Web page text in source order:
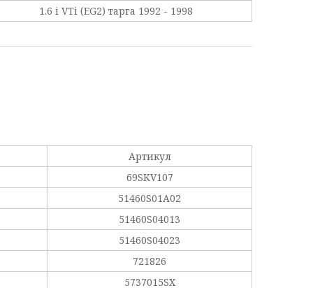
1.6 i VTi (EG2) тарга 1992 - 1998
Артикул
69SKV107
51460S01A02
51460S04013
51460S04023
721826
5737015SX